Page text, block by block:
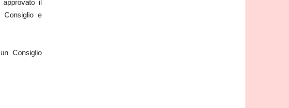
il
Consiglio e
Consiglio